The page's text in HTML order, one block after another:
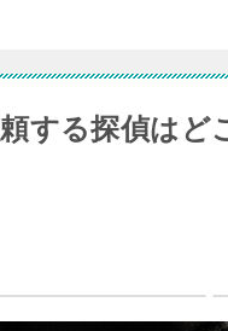
する探偵はど